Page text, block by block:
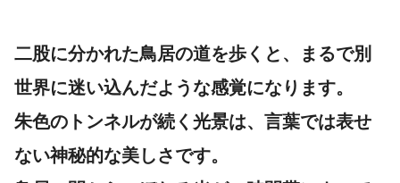
二股に分かれた鳥居の道を歩くと、まるで別
世界に迷い込んだような感覚になります。
朱色のトンネルが続く光景は、言葉では表せ
ない神秘的な美しさです。